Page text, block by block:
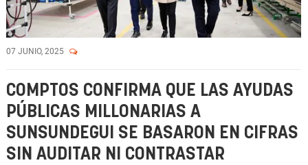
07 JUNIO, 2025
COMPTOS CONFIRMA QUE LAS AYUDAS
PÚBLICAS MILLONARIAS A
SUNSUNDEGUI SE BASARON EN CIFRAS
SIN AUDITAR NI CONTRASTAR